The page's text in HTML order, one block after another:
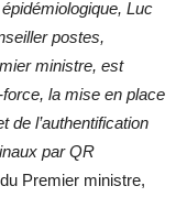
Luc
postes,
ministre, est
la mise en place
de l’authentification
par QR
Premier ministre,